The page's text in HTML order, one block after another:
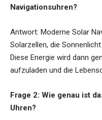
Navigationsuhren?
Antwort: Moderne Solar
Solarzellen, die
Diese Energie wird dann
aufzuladen und die
Frage 2: Wie genau ist
Uhren?